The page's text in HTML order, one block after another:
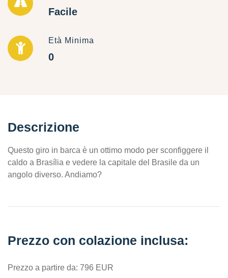
Facile
Età Minima
0
Descrizione
Questo giro in barca è un ottimo modo per sconfiggere il
caldo a Brasília e vedere la capitale del Brasile da un
angolo diverso. Andiamo?
Prezzo con colazione inclusa:
Prezzo a partire da: 796 EUR